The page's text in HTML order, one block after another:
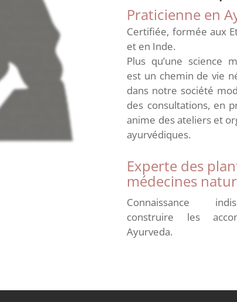
Praticienne en
Certifiée, formée aux
et en Inde.
Plus qu’une science
est un chemin de vie
dans notre société
des consultations, en
anime des ateliers et
ayurvédiques.
Experte des
médecines
Connaissance
construire les
Ayurveda.